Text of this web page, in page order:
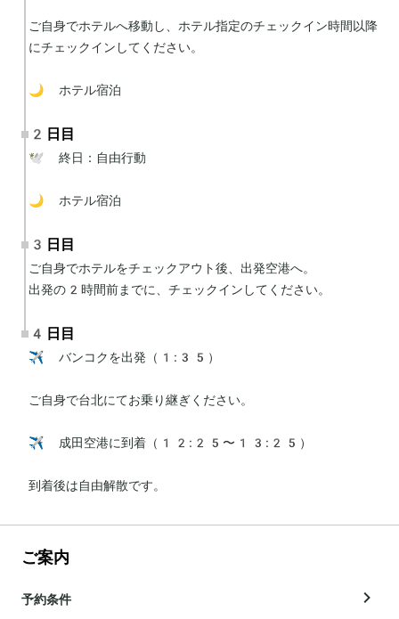
ご自身でホテルへ移動し、ホテル指定のチェックイン時間以降
にチェックインしてください。
🌙 ホテル宿泊
2日目
🕊 終日：自由行動
🌙 ホテル宿泊
3日目
ご自身でホテルをチェックアウト後、出発空港へ。
出発の2時間前までに、チェックインしてください。
4日目
✈️ バンコクを出発（1:35）
ご自身で台北にてお乗り継ぎください。
✈️ 成田空港に到着（12:25〜13:25）
到着後は自由解散です。
ご案内
予約条件